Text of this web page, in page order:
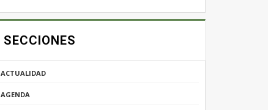
SECCIONES
ACTUALIDAD
AGENDA